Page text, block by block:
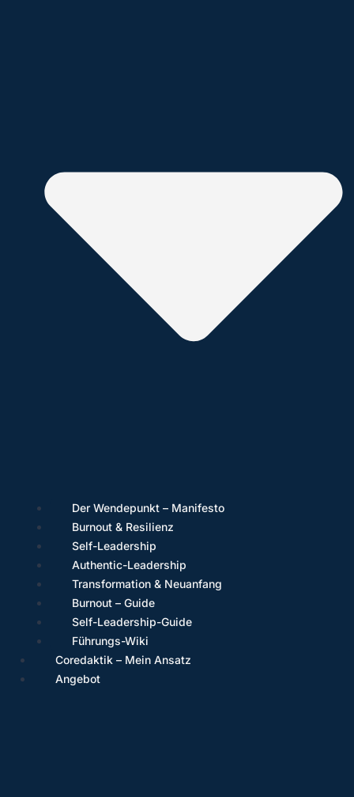
Der Wendepunkt – Manifesto
Burnout & Resilienz
Self-Leadership
Authentic-Leadership
Transformation & Neuanfang
Burnout – Guide
Self-Leadership-Guide
Führungs-Wiki
Coredaktik – Mein Ansatz
Angebot